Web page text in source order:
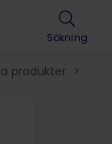
Sökning
produkter >